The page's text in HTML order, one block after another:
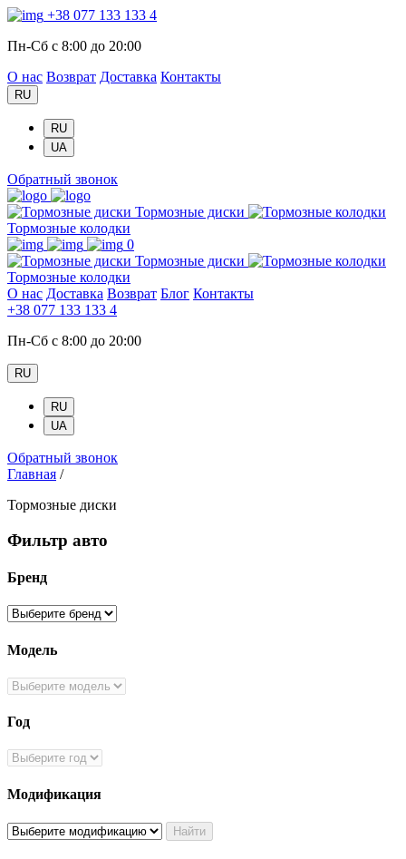
+38 077 133 133 4
Пн-Сб с 8:00 до 20:00
О нас Возврат Доставка Контакты
RU
RU
UA
Обратный звонок
Тормозные диски
Тормозные колодки
0
Тормозные диски
Тормозные колодки
О нас Доставка Возврат Блог Контакты
+38 077 133 133 4
Пн-Сб с 8:00 до 20:00
RU
RU
UA
Обратный звонок
Главная /
Тормозные диски
Фильтр авто
Бренд
Модель
Год
Модификация
Найти